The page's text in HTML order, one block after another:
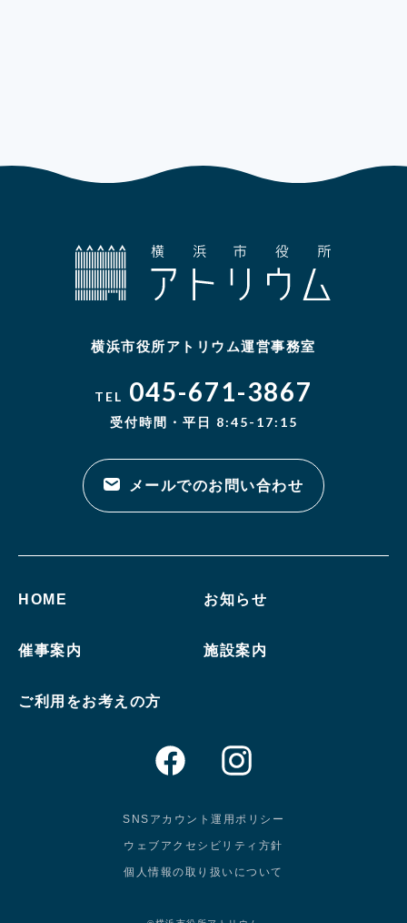
横浜市役所アトリウム運営事務室
TEL 045-671-3867
受付時間・平日 8:45-17:15
メールでのお問い合わせ
HOME お知らせ
催事案内 施設案内
ご利用をお考えの方
SNSアカウント運用ポリシー
ウェブアクセシビリティ方針
個人情報の取り扱いについて